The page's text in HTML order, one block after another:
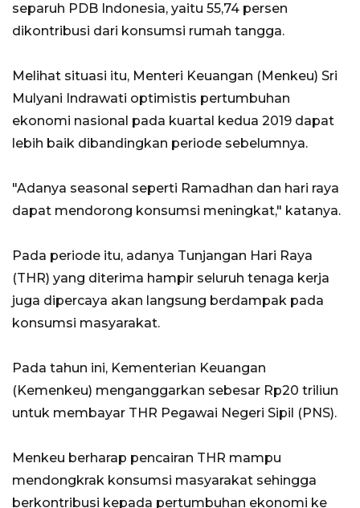
separuh PDB Indonesia, yaitu 55,74 persen
dikontribusi dari konsumsi rumah tangga.
Melihat situasi itu, Menteri Keuangan (Menkeu) Sri
Mulyani Indrawati optimistis pertumbuhan
ekonomi nasional pada kuartal kedua 2019 dapat
lebih baik dibandingkan periode sebelumnya.
"Adanya seasonal seperti Ramadhan dan hari raya
dapat mendorong konsumsi meningkat," katanya.
Pada periode itu, adanya Tunjangan Hari Raya
(THR) yang diterima hampir seluruh tenaga kerja
juga dipercaya akan langsung berdampak pada
konsumsi masyarakat.
Pada tahun ini, Kementerian Keuangan
(Kemenkeu) menganggarkan sebesar Rp20 triliun
untuk membayar THR Pegawai Negeri Sipil (PNS).
Menkeu berharap pencairan THR mampu
mendongkrak konsumsi masyarakat sehingga
berkontribusi kepada pertumbuhan ekonomi ke